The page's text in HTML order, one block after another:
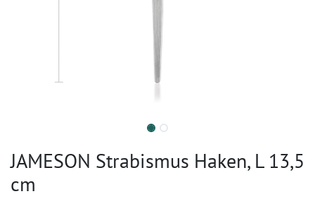
JAMESON Strabismus Haken, L 13,5
cm